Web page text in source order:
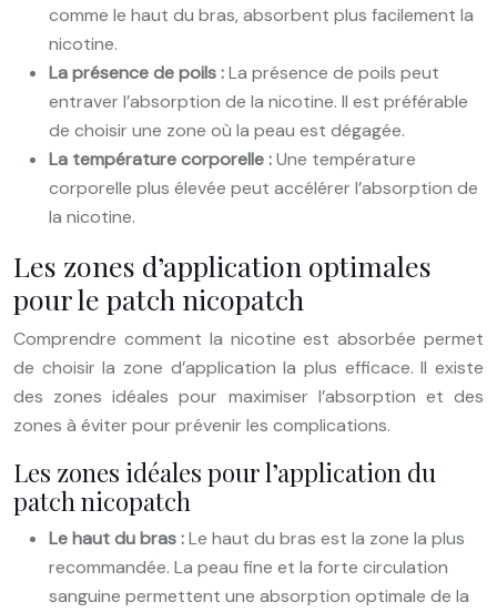
comme le haut du bras, absorbent plus facilement la
nicotine.
La présence de poils :La présence de poils peut
entraver l’absorption de la nicotine. Il est préférable
de choisir une zone où la peau est dégagée.
La température corporelle :Une température
corporelle plus élevée peut accélérer l’absorption de
la nicotine.
Les zones d’application optimales
pour le patch nicopatch
Comprendre comment la nicotine est absorbée permet
de choisir la zone d’application la plus efficace. Il existe
des zones idéales pour maximiser l’absorption et des
zones à éviter pour prévenir les complications.
Les zones idéales pour l’application du
patch nicopatch
Le haut du bras :Le haut du bras est la zone la plus
recommandée. La peau fine et la forte circulation
sanguine permettent une absorption optimale de la